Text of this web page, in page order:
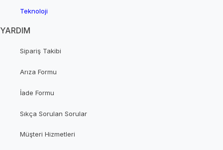
Teknoloji
YARDIM
Sipariş Takibi
Arıza Formu
İade Formu
Sıkça Sorulan Sorular
Müşteri Hizmetleri